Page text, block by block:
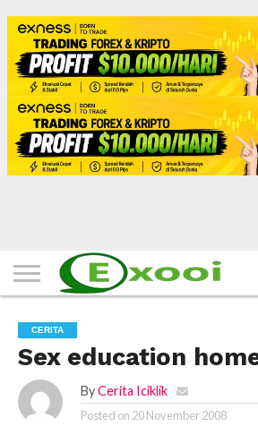
HOME
FILTER
BERITA
BIODATA
CERITA
CERPEN
EKSKLUSIF
FOTO
VIDEO
TIPS
MORE
CERITA
Sex education
By Cerita Iciklik
Posted on 20 November 2008